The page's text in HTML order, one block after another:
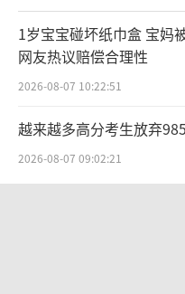
1岁宝宝碰坏纸巾盒 宝妈
网友热议赔偿合理性
2026-08-07 10:22:51
越来越多高分考生放弃985
2026-08-07 09:02:21